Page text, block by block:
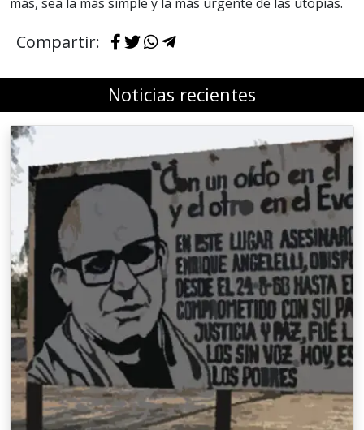
Compartir:
Noticias recientes